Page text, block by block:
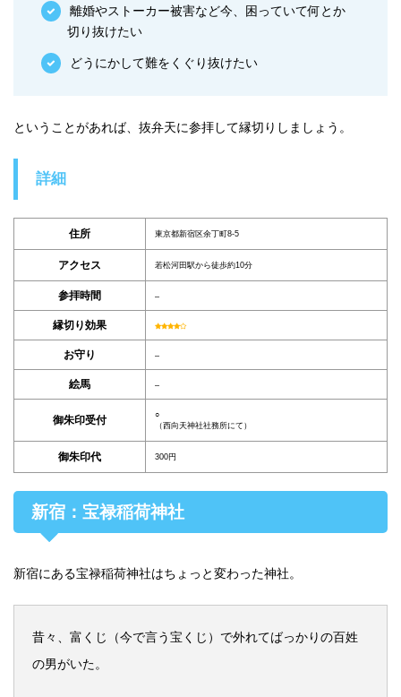
離婚やストーカー被害など今、困っていて何とか
切り抜けたい
どうにかして難をくぐり抜けたい
ということがあれば、抜弁天に参拝して縁切りしましょう。
詳細
住所 東京都新宿区余丁町8-5
アクセス 若松河田駅から徒歩約10分
参拝時間 –
縁切り効果
お守り –
絵馬 –
御朱印受付
○
（西向天神社社務所にて）
御朱印代 300円
新宿：宝禄稲荷神社
新宿にある宝禄稲荷神社はちょっと変わった神社。
昔々、富くじ（今で言う宝くじ）で外れてばっかりの百姓
の男がいた。